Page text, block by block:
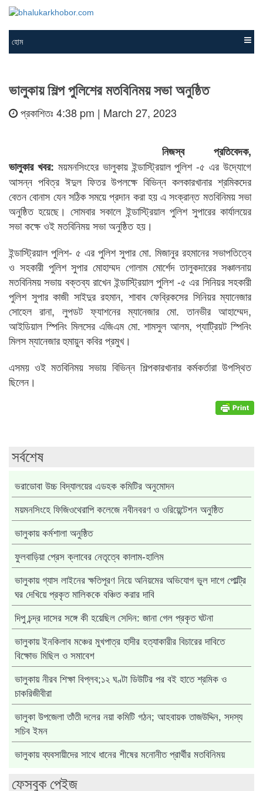
হোম
ভালুকায় শিল্প পুলিশের মতবিনিময় সভা অনুষ্ঠিত
প্রকাশিতঃ 4:38 pm | March 27, 2023
নিজস্ব প্রতিবেদক,
ভালুকার খবর: ময়মনসিংহের ভালুকায় ইন্ডাস্ট্রিয়াল পুলিশ -৫ এর উদ্যোগে
আসন্ন পবিত্র ঈদুল ফিতর উপলক্ষে বিভিন্ন কলকারখানার শ্রমিকদের
বেতন বোনাস যেন সঠিক সময়ে প্রদান করা হয় এ সংক্রান্ত মতবিনিময় সভা
অনুষ্ঠিত হয়েছে। সোমবার সকালে ইন্ডাস্ট্রিয়াল পুলিশ সুপারের কার্যালয়ের
সভা কক্ষে ওই মতবিনিময় সভা অনুষ্ঠিত হয়।
ইন্ডাস্ট্রিয়াল পুলিশ- ৫ এর পুলিশ সুপার মো. মিজানুর রহমানের সভাপতিত্বে
ও সহকারী পুলিশ সুপার মোহাম্মদ গোলাম মোর্শেদ তালুকদারের সঞ্চালনায়
মতবিনিময় সভায় বক্তব্য রাখেন ইন্ডাস্ট্রিয়াল পুলিশ -৫ এর সিনিয়র সহকারী
পুলিশ সুপার কাজী সাইদুর রহমান, শাবাব ফেব্রিকসের সিনিয়র ম্যানেজার
সোহেল রানা, লুপডট ফ্যাশনের ম্যানেজার মো. তানভীর আহাম্মেদ,
আইডিয়াল স্পিনিং মিলসের এজিএম মো. শামসুল আলম, প্যাট্রিয়ট স্পিনিং
মিলস ম্যানেজার হুমায়ুন কবির প্রমুখ।
এসময় ওই মতবিনিময় সভায় বিভিন্ন শিল্পকারখানার কর্মকর্তারা উপস্থিত
ছিলেন।
সর্বশেষ
ভরাডোবা উচ্চ বিদ্যালয়ের এডহক কমিটির অনুমোদন
ময়মনসিংহে ফিজিওথেরাপি কলেজে নবীনবরণ ও ওরিয়েন্টেশন অনুষ্ঠিত
ভালুকায় কর্মশালা অনুষ্ঠিত
ফুলবাড়িয়া প্রেস ক্লাবের নেতৃত্বে কালাম-হালিম
ভালুকায় গ্যাস লাইনের ক্ষতিপূরণ নিয়ে অনিয়মের অভিযোগ ভুল দাগে পোল্ট্রি
ঘর দেখিয়ে প্রকৃত মালিককে বঞ্চিত করার দাবি
দিপু চন্দ্র দাসের সঙ্গে কী হয়েছিল সেদিন: জানা গেল প্রকৃত ঘটনা
ভালুকায় ইনকিলাব মঞ্চের মুখপাত্র হাদীর হত্যাকারীর বিচারের দাবিতে
বিক্ষোভ মিছিল ও সমাবেশ
ভালুকায় নীরব শিক্ষা বিপ্লব;১২ ঘণ্টা ডিউটির পর বই হাতে শ্রমিক ও
চাকরিজীবীরা
ভালুকা উপজেলা তাঁতী দলের নয়া কমিটি গঠন; আহবায়ক তাজউদ্দিন, সদস্য
সচিব ইমন
ভালুকায় ব্যবসায়ীদের সাথে ধানের শীষের মনোনীত প্রার্থীর মতবিনিময়
ফেসবুক পেইজ